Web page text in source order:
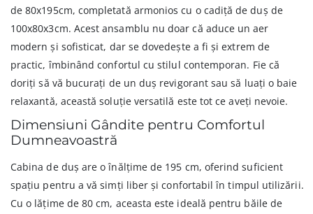
de 80x195cm, completată armonios cu o cadiță de duș de
100x80x3cm. Acest ansamblu nu doar că aduce un aer
modern și sofisticat, dar se dovedește a fi și extrem de
practic, îmbinând confortul cu stilul contemporan. Fie că
doriți să vă bucurați de un duș revigorant sau să luați o baie
relaxantă, această soluție versatilă este tot ce aveți nevoie.
Dimensiuni Gândite pentru Comfortul
Dumneavoastră
Cabina de duș are o înălțime de 195 cm, oferind suficient
spațiu pentru a vă simți liber și confortabil în timpul utilizării.
Cu o lățime de 80 cm, aceasta este ideală pentru băile de